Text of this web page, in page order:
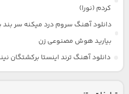
کردم (نورا)
دانلود آهنگ سروم درد میکنه سر بند
بیارید هوش مصنوعی زن
دانلود آهنگ ترند اینستا برکشتگان